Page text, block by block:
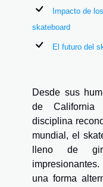
Impacto de
skateboard
El futuro del
Desde sus
de California
disciplina
mundial, el
lleno de
una forma